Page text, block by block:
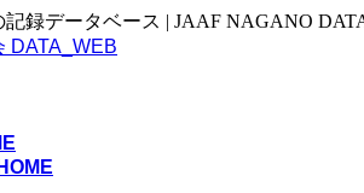
録データベース | JAAF NAGANO